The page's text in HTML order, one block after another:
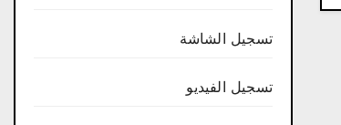
تسجيل الشاشة
تسجيل الفيديو